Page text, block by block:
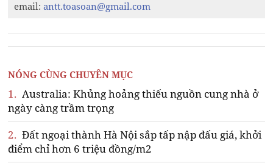
email:antt.toasoan@gmail.com
NÓNG CÙNG CHUYÊN MỤC
1. Australia: Khủng hoảng thiếu nguồn cung nhà ở
ngày càng trầm trọng
2. Đất ngoại thành Hà Nội sắp tấp nập đấu giá, khởi
điểm chỉ hơn 6 triệu đồng/m2